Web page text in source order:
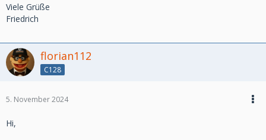
Viele Grüße
Friedrich
florian112
C128
5. November 2024
Hi,